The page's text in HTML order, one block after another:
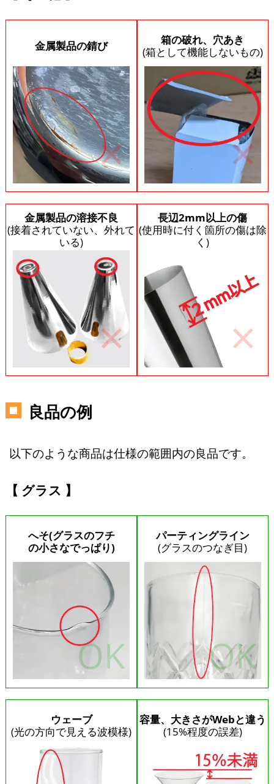
金属製品の錆び
箱の破れ、穴あき
(箱として機能しないもの)
金属製品の溶接不良
(接着されていない、外れて
いる)
長辺2mm以上の傷
(使用時に付く箇所の傷は除
く)
良品の例
以下のような商品は仕様の範囲内の良品です。
グラス
へそ(グラスのフチ
の小さなでっぱり)
パーティングライン
(グラスのつなぎ目)
ウェーブ
(光の方向で見える波模様)
容量、大きさがWebと違う
(15%程度の誤差)